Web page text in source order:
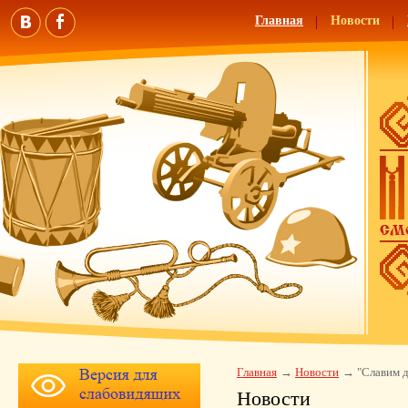
Главная Новости
Главная Новости "Славим
Новости